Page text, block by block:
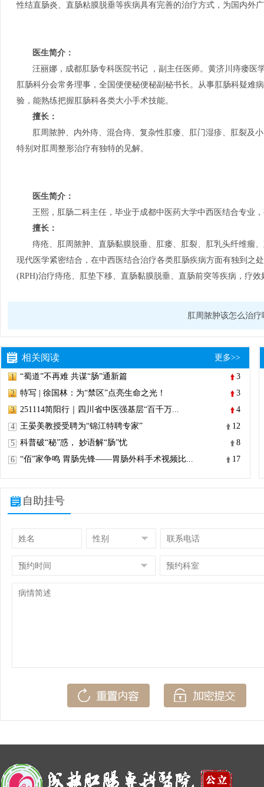
性结直肠炎、直肠粘膜脱垂等疾病具有完善的治疗方式，为国内外
医生简介：
汪丽娜，成都肛肠专科医院书记 ，副主任医师。黄济川痔瘘
肛肠科分会常务理事，全国便便秘便秘副秘书长。从事肛肠科疑难
验，能熟练把握肛肠科各类大小手术技能。
擅长：
肛周脓肿、内外痔、混合痔、复杂性肛瘘、肛门湿疹、肛裂及
特别对肛周整形治疗有独特的见解。
医生简介：
王熙，肛肠二科主任，毕业于成都中医药大学中西医结合专业
擅长：
痔疮、肛周脓肿、直肠黏膜脱垂、肛瘘、肛裂、肛乳头纤维瘤
现代医学紧密结合，在中西医结合治疗各类肛肠疾病方面有独到之
(RPH)治疗痔疮、肛垫下移、直肠黏膜脱垂、直肠前突等疾病，疗效
肛周脓肿该怎么治疗
相关阅读 更多>>
1 “蜀道”不再难 共谋“肠”通新篇
3
2
特写 | 徐国林：为“禁区”点亮生命之光！
3
3
251114简阳行｜四川省中医强基层“百千万...
4
4
王晏美教授受聘为“锦江特聘专家”
12
5
科普破“秘”惑， 妙语解“肠”忧
8
6
“佰”家争鸣 胃肠先锋——胃肠外科手术视频比... 17
自助挂号